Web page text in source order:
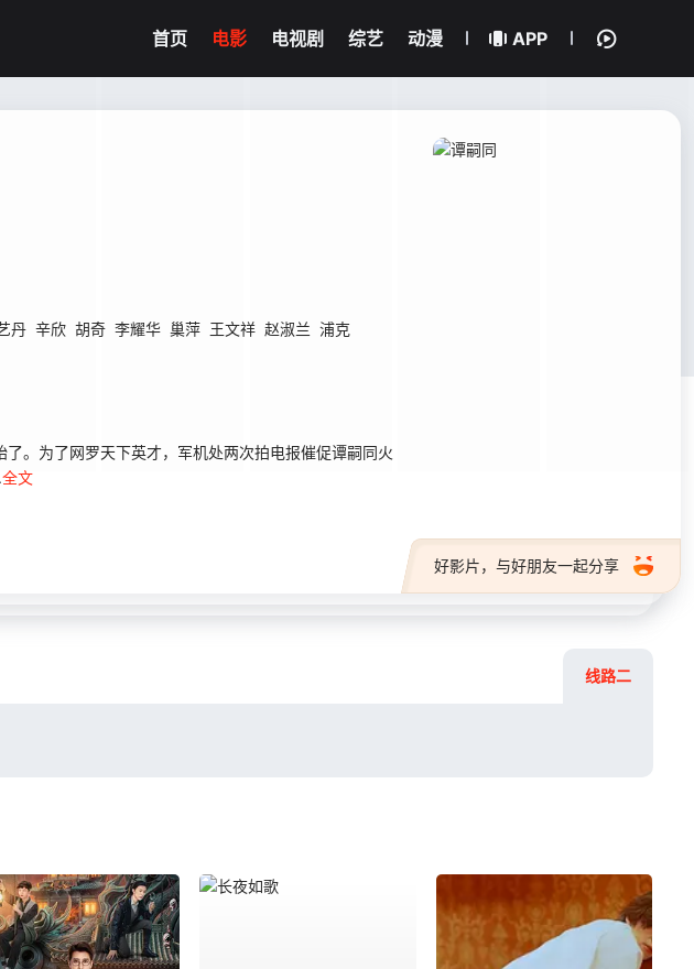
首页 电影 电视剧 综艺 动漫 APP
丹 辛欣 胡奇 李耀华 巢萍 王文祥 赵淑兰 浦克
。为了网罗天下英才，军机处两次拍电报催促谭嗣同火
全文
好影片，与好朋友一起分享
线路二